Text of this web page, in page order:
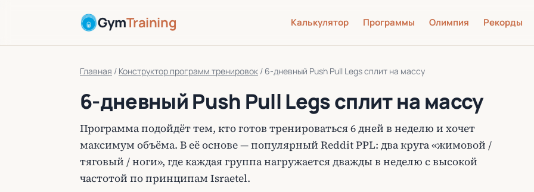
GymTraining Калькулятор Программы Олимпия Рекорды
Главная / Конструктор программ тренировок / 6-дневный Push Pull Legs сплит на массу
6-дневный Push Pull Legs сплит на массу
Программа подойдёт тем, кто готов тренироваться 6 дней в неделю и хочет
максимум объёма. В её основе — популярный Reddit PPL: два круга «жимовой /
тяговый / ноги», где каждая группа нагружается дважды в неделю с высокой
частотой по принципам Israetel.